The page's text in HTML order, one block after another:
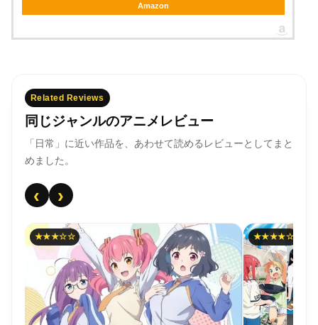
Amazon
Related Reviews
同じジャンルのアニメレビュー
「日常」に近い作品を、あわせて読めるレビューとしてまと
めました。
‹ ›
★★★★☆